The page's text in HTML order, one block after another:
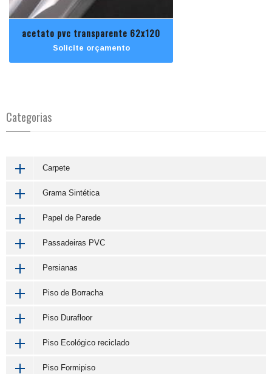
acetato pvc transparente 62x120
Solicite orçamento
Categorias
Carpete
Grama Sintética
Papel de Parede
Passadeiras PVC
Persianas
Piso de Borracha
Piso Durafloor
Piso Ecológico reciclado
Piso Formipiso